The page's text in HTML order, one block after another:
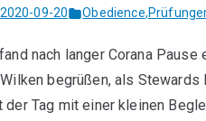
2020-09-20 Obedience,
nach langer Corana
begrüßen, als
der Tag mit einer kleinen